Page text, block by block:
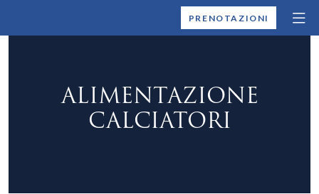
MONTALLEGROPRENOTAZIONI
ALIMENTAZIONE
CALCIATORI